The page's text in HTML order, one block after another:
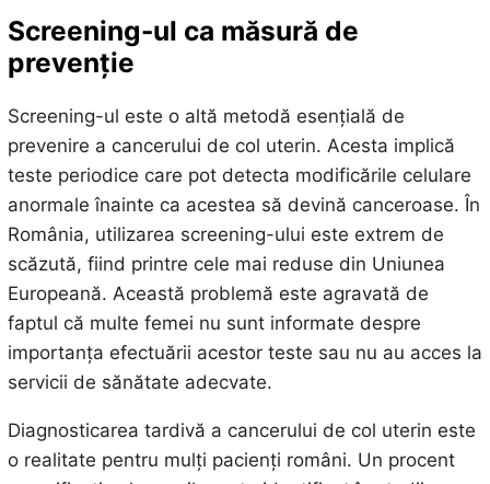
Screening-ul ca măsură de
prevenție
Screening-ul este o altă metodă esențială de
prevenire a cancerului de col uterin. Acesta implică
teste periodice care pot detecta modificările celulare
anormale înainte ca acestea să devină canceroase. În
România, utilizarea screening-ului este extrem de
scăzută, fiind printre cele mai reduse din Uniunea
Europeană. Această problemă este agravată de
faptul că multe femei nu sunt informate despre
importanța efectuării acestor teste sau nu au acces la
servicii de sănătate adecvate.
Diagnosticarea tardivă a cancerului de col uterin este
o realitate pentru mulți pacienți români. Un procent